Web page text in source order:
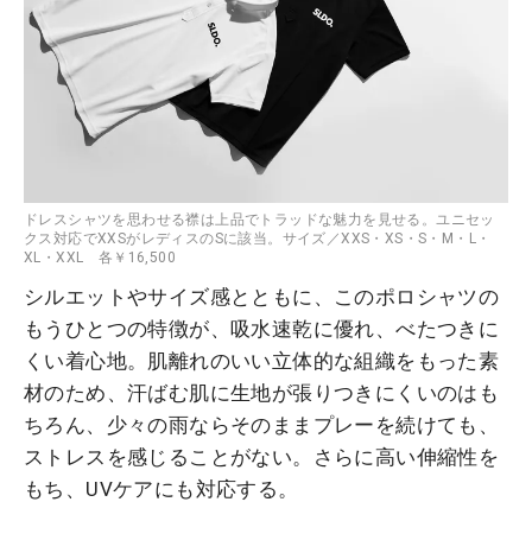
ドレスシャツを思わせる襟は上品でトラッドな魅力を見せる。ユニセッ
クス対応でXXSがレディスのSに該当。サイズ／XXS・XS・S・M・L・
XL・XXL 各￥16,500
シルエットやサイズ感とともに、このポロシャツの
もうひとつの特徴が、吸水速乾に優れ、べたつきに
くい着心地。肌離れのいい立体的な組織をもった素
材のため、汗ばむ肌に生地が張りつきにくいのはも
ちろん、少々の雨ならそのままプレーを続けても、
ストレスを感じることがない。さらに高い伸縮性を
もち、UVケアにも対応する。